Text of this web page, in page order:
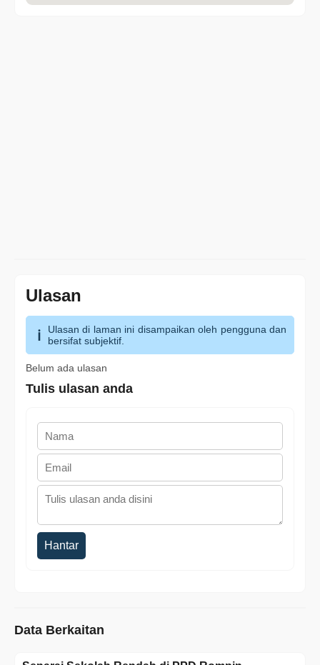
Ulasan
Ulasan di laman ini disampaikan oleh pengguna dan
bersifat subjektif.
Belum ada ulasan
Tulis ulasan anda
Hantar
Data Berkaitan